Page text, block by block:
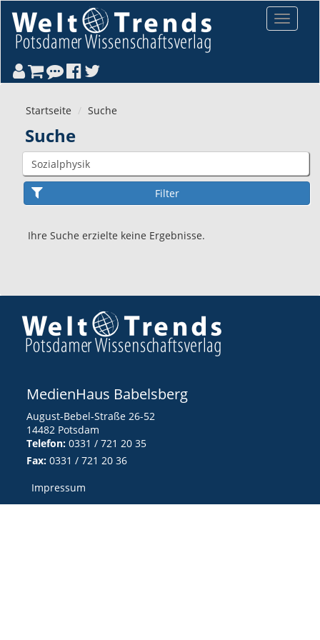
Toggle
Startseite Suche
Suche
Ihre Suche erzielte keine Ergebnisse.
MedienHaus Babelsberg
August-Bebel-Straße 26-52
14482 Potsdam
Telefon: 0331 / 721 20 35
Fax: 0331 / 721 20 36
Impressum